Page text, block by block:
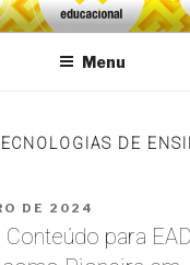
Menu
DE
DE 2024
para